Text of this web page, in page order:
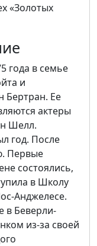
«Золотых
года в семье
и
Бертран. Ее
актеры
Шелл.
год. После
Первые
состоялись,
в Школу
Анджелесе.
в Беверли-
из-за своей